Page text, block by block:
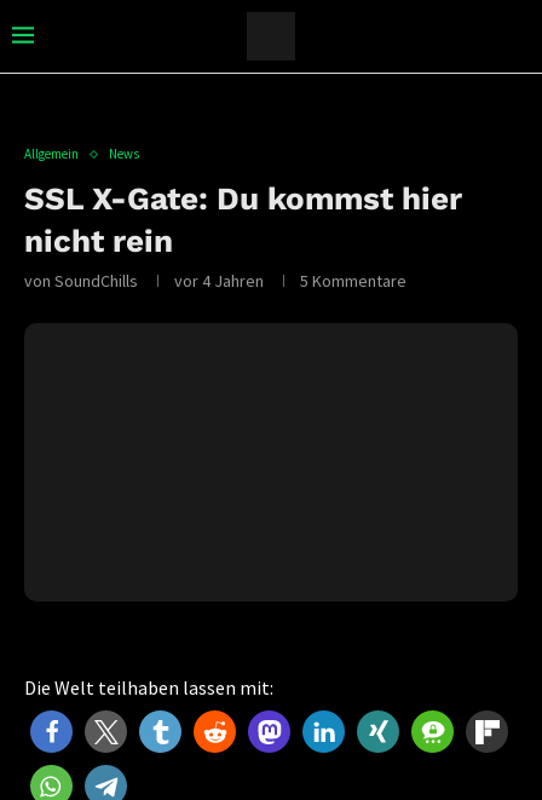
Allgemein News
SSL X-Gate: Du kommst hier
nicht rein
von SoundChills vor 4 Jahren 5 Kommentare
Die Welt teilhaben lassen mit: